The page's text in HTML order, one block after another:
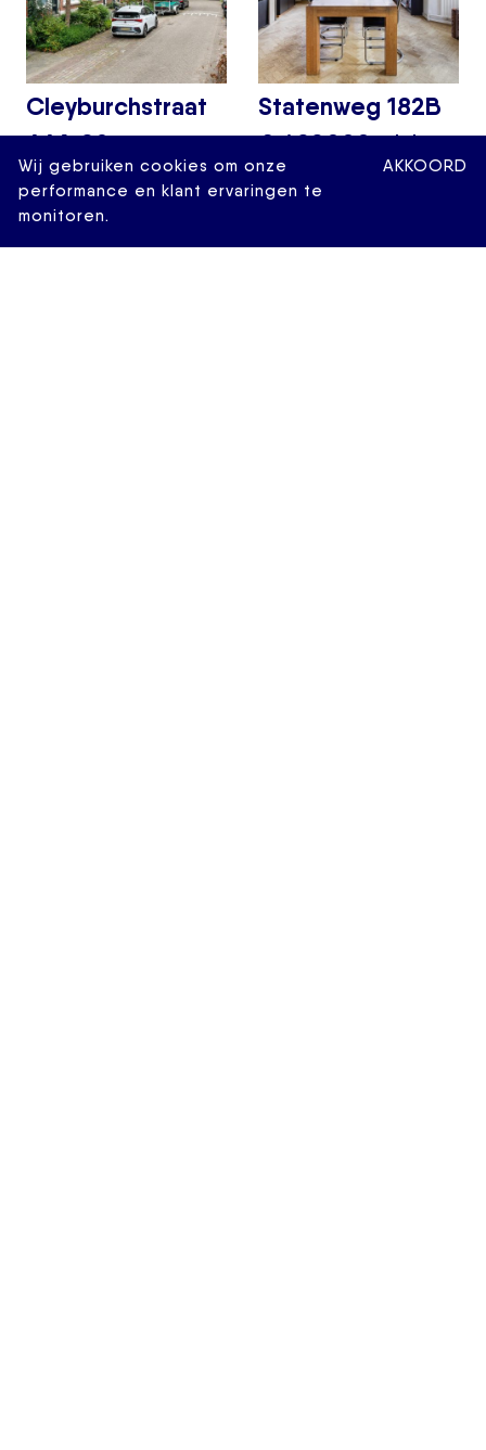
Cleyburchstraat
44A 02
€ 425.000,- k.k.
82 M2 4 KAMERS
Statenweg 182B
€ 499.000,- k.k.
123 M 2 5 KAMERS
Wij gebruiken cookies om onze
performance en klant ervaringen te
monitoren.
AKKOORD